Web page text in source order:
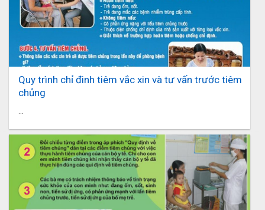
Quy trình chỉ đinh tiêm vắc xin và tư vấn trước tiêm
chủng